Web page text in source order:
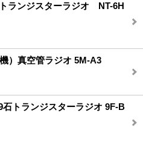
ランジスターラジオ NT-6H
）真空管ラジオ 5M-A3
トランジスターラジオ 9F-B